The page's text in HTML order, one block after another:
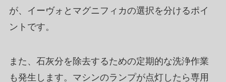
が、イーヴォとマグニフィカの選択を分けるポイ
ントです。
また、石灰分を除去するための定期的な洗浄作業
も発生します。マシンのランプが点灯したら専用